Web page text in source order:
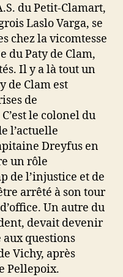
du Petit-Clamart,
Laslo Varga, se
chez la vicomtesse
du Paty de Clam,
Il y a là tout un
de Clam est
de
le colonel du
l’actuelle
Dreyfus en
un rôle
de l’injustice et de
arrêté à son tour
Un autre du
devait devenir
questions
Vichy, après
Pellepoix.